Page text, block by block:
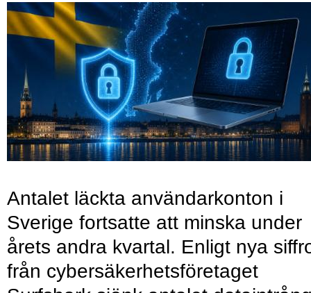
Antalet läckta användarkonton i
Sverige fortsatte att minska under
årets andra kvartal. Enligt nya
från cybersäkerhetsföretaget